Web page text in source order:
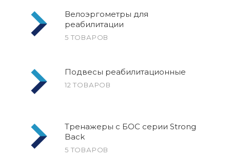
Велоэргометры для
реабилитации
5 ТОВАРОВ
Подвесы реабилитационные
12 ТОВАРОВ
Тренажеры с БОС серии Strong
Back
5 ТОВАРОВ